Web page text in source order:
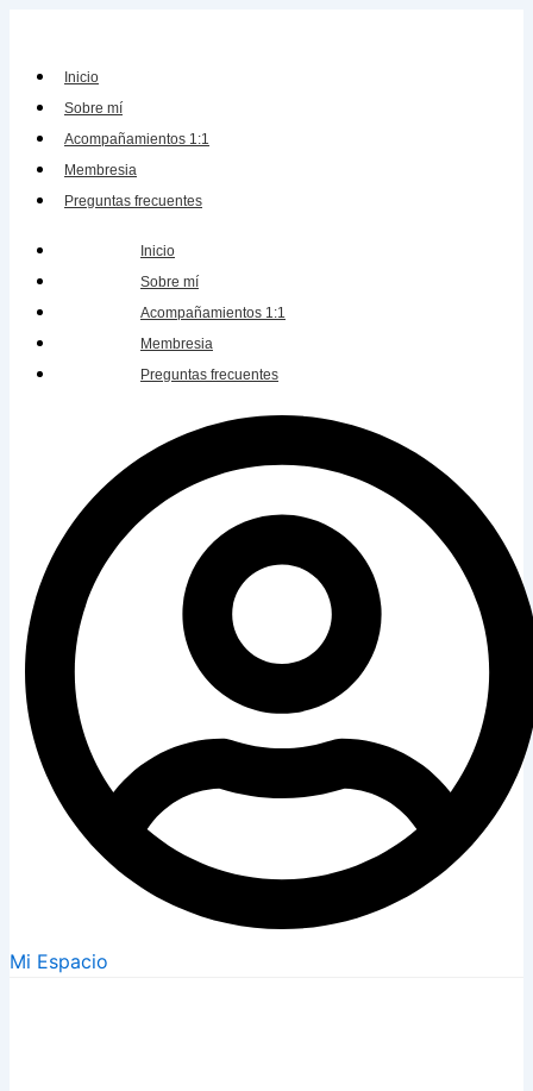
Inicio
Sobre mí
Acompañamientos 1:1
Membresia
Preguntas frecuentes
Inicio
Sobre mí
Acompañamientos 1:1
Membresia
Preguntas frecuentes
Mi Espacio